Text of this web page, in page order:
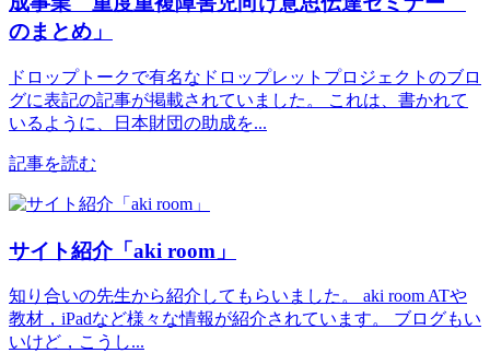
のまとめ」
ドロップトークで有名なドロップレットプロジェクトのブロ
グに表記の記事が掲載されていました。 これは、書かれて
いるように、日本財団の助成を...
記事を読む
サイト紹介「aki room」
知り合いの先生から紹介してもらいました。 aki room ATや
教材，iPadなど様々な情報が紹介されています。 ブログもい
いけど，こうし...